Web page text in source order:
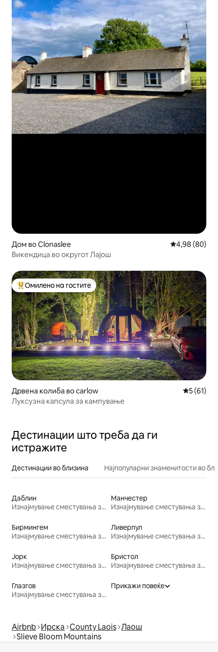
Дом во Clonaslee Просечна
4,98 (80)
Викендица во округот Лајош
Меѓу најуспешните „Омилени на гостите“
Омилено на гостите
Дрвена колиба во carlow Просечна
5 (61)
Луксузна капсула за кампување
Дестинации што треба да ги
истражите
Дестинации во близина Најпопуларни знаменитости во
Даблин
Изнајмување сместувања за одмор
Манчестер
Изнајмување сместувања за одмор
Бирмингем
Изнајмување сместувања за одмор
Ливерпул
Изнајмување сместувања за одмор
Јорк
Изнајмување сместувања за одмор
Бристол
Изнајмување сместувања за одмор
Глазгов
Изнајмување сместувања за одмор
Прикажи повеќе
Airbnb Ирска County Laois Лаош
Slieve Bloom Mountains